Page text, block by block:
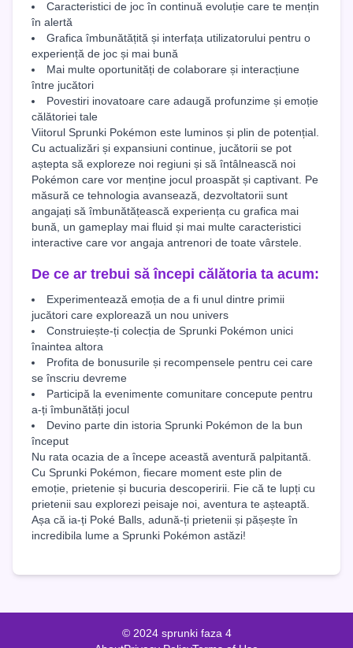
Caracteristici de joc în continuă evoluție care te mențin
în alertă
Grafica îmbunătățită și interfața utilizatorului pentru o
experiență de joc și mai bună
Mai multe oportunități de colaborare și interacțiune
între jucători
Povestiri inovatoare care adaugă profunzime și emoție
călătoriei tale
Viitorul Sprunki Pokémon este luminos și plin de potențial.
Cu actualizări și expansiuni continue, jucătorii se pot
aștepta să exploreze noi regiuni și să întâlnească noi
Pokémon care vor menține jocul proaspăt și captivant. Pe
măsură ce tehnologia avansează, dezvoltatorii sunt
angajați să îmbunătățească experiența cu grafica mai
bună, un gameplay mai fluid și mai multe caracteristici
interactive care vor angaja antrenori de toate vârstele.
De ce ar trebui să începi călătoria ta acum:
Experimentează emoția de a fi unul dintre primii
jucători care explorează un nou univers
Construiește-ți colecția de Sprunki Pokémon unici
înaintea altora
Profita de bonusurile și recompensele pentru cei care
se înscriu devreme
Participă la evenimente comunitare concepute pentru
a-ți îmbunătăți jocul
Devino parte din istoria Sprunki Pokémon de la bun
început
Nu rata ocazia de a începe această aventură palpitantă.
Cu Sprunki Pokémon, fiecare moment este plin de
emoție, prietenie și bucuria descoperirii. Fie că te lupți cu
prietenii sau explorezi peisaje noi, aventura te așteaptă.
Așa că ia-ți Poké Balls, adună-ți prietenii și pășește în
incredibila lume a Sprunki Pokémon astăzi!
© 2024 sprunki faza 4